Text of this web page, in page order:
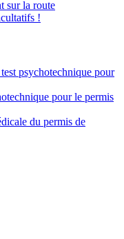
sur la route
!
psychotechnique pour
pour le permis
du permis de